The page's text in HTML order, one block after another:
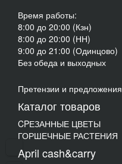
Время работы:
8:00 до 20:00 (Кзн)
8:00 до 20:00 (НН)
9:00 до 21:00 (Одинцово)
Без обеда и выходных
Претензии и
Каталог товаров
CPЕЗАННЫЕ ЦВЕТЫ
ГОРШЕЧНЫЕ РАСТЕНИЯ
April cash&carry